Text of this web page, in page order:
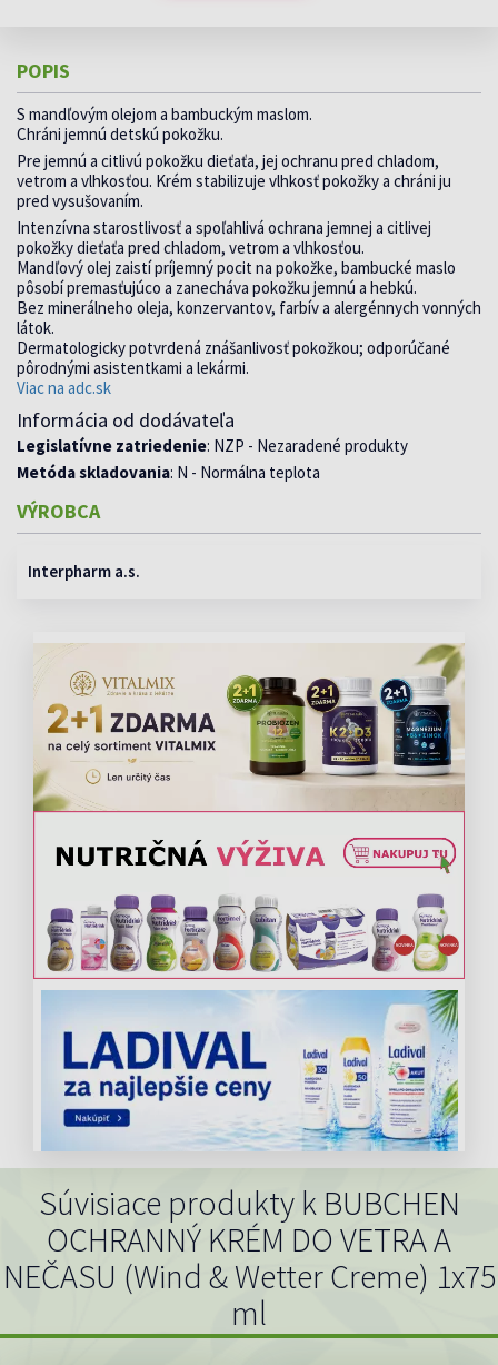
POPIS
S mandľovým olejom a bambuckým maslom.
Chráni jemnú detskú pokožku.
Pre jemnú a citlivú pokožku dieťaťa, jej ochranu pred chladom,
vetrom a vlhkosťou. Krém stabilizuje vlhkosť pokožky a chráni ju
pred vysušovaním.
Intenzívna starostlivosť a spoľahlivá ochrana jemnej a citlivej
pokožky dieťaťa pred chladom, vetrom a vlhkosťou.
Mandľový olej zaistí príjemný pocit na pokožke, bambucké maslo
pôsobí premasťujúco a zanecháva pokožku jemnú a hebkú.
Bez minerálneho oleja, konzervantov, farbív a alergénnych vonných
látok.
Dermatologicky potvrdená znášanlivosť pokožkou; odporúčané
pôrodnými asistentkami a lekármi.
Viac na adc.sk
Informácia od dodávateľa
Legislatívne zatriedenie: NZP - Nezaradené produkty
Metóda skladovania: N - Normálna teplota
VÝROBCA
Interpharm a.s.
Súvisiace produkty k BUBCHEN
OCHRANNÝ KRÉM DO VETRA A
NEČASU (Wind & Wetter Creme) 1x75
ml